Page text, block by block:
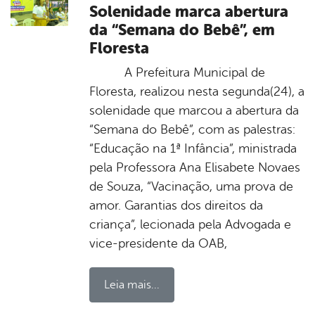
Solenidade marca abertura
da “Semana do Bebê”, em
Floresta
A Prefeitura Municipal de
Floresta, realizou nesta segunda(24), a
solenidade que marcou a abertura da
“Semana do Bebê”, com as palestras:
“Educação na 1ª Infância”, ministrada
pela Professora Ana Elisabete Novaes
de Souza, “Vacinação, uma prova de
amor. Garantias dos direitos da
criança”, lecionada pela Advogada e
vice-presidente da OAB,
Leia mais...